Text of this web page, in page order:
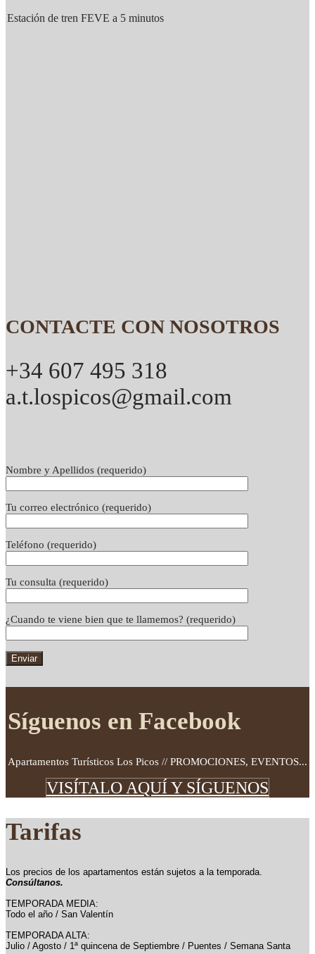
Estación de tren FEVE a 5 minutos
CONTACTE CON NOSOTROS
+34 607 495 318
a.t.lospicos@gmail.com
Nombre y Apellidos (requerido)
Tu correo electrónico (requerido)
Teléfono (requerido)
Tu consulta (requerido)
¿Cuando te viene bien que te llamemos? (requerido)
Síguenos en Facebook
Apartamentos Turísticos Los Picos // PROMOCIONES, EVENTOS...
VISÍTALO AQUÍ Y SÍGUENOS
Tarifas
Los precios de los apartamentos están sujetos a la temporada.
Consúltanos.
TEMPORADA MEDIA:
Todo el año / San Valentín
TEMPORADA ALTA:
Julio / Agosto / 1ª quincena de Septiembre / Puentes / Semana Santa